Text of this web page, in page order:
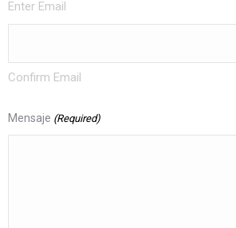
Enter Email
Confirm Email
Mensaje (Required)